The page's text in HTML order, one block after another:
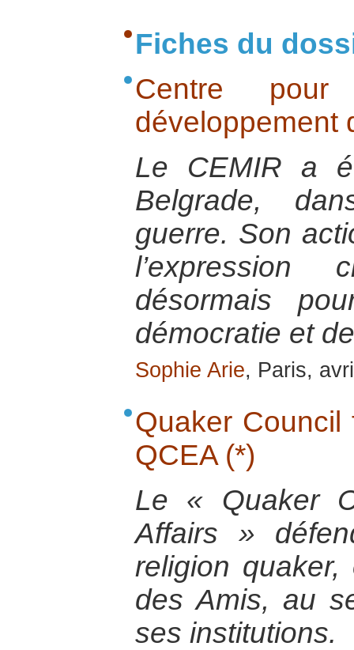
Fiches du
Centre
développement
Le CEMIR a
Belgrade,
guerre. Son
l’expression
désormais
démocratie et
Sophie Arie, Paris,
Quaker Council
QCEA (*)
Le « Quaker
Affairs »
religion
des Amis, au
ses institutions.